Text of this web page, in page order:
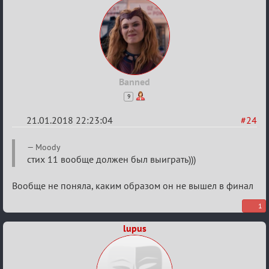
Banned
9
#24
21.01.2018 22:23:04
Re:
Мафский
Стихоплёт
(обсуждение)
Moody
стих 11 вообще должен был выиграть)))
Вообще не поняла, каким образом он не вышел в финал
1
lupus